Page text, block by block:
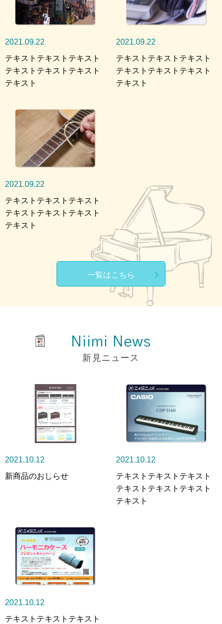
2021.09.22
テキストテキストテキスト
テキストテキストテキスト
テキスト
2021.09.22
テキストテキストテキスト
テキストテキストテキスト
テキスト
2021.09.22
テキストテキストテキスト
テキストテキストテキスト
テキスト
一覧はこちら
Niimi News
新見ニュース
2021.10.12
新商品のおしらせ
2021.10.12
テキストテキストテキスト
テキストテキストテキスト
テキスト
2021.10.12
テキストテキストテキスト